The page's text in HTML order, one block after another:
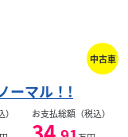
中古車
マル！!
お支払総額（税込）